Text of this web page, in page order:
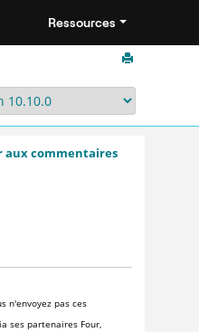
Ressources
aux commentaires
n'envoyez pas ces
ses partenaires Four,